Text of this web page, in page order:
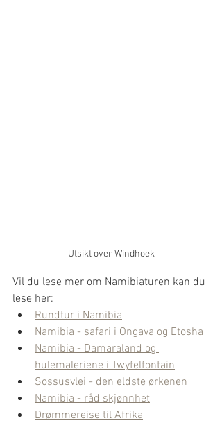
Utsikt over Windhoek
Vil du lese mer om Namibiaturen kan du
lese her:
Rundtur i Namibia
Namibia - safari i Ongava og Etosha
Namibia - Damaraland og
hulemaleriene i Twyfelfontain
Sossusvlei - den eldste ørkenen
Namibia - råd skjønnhet
Drømmereise til Afrika